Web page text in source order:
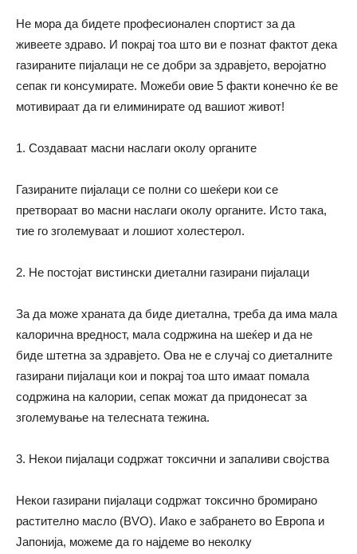
Не мора да бидете професионален спортист за да
живеете здраво. И покрај тоа што ви е познат фактот дека
газираните пијалаци не се добри за здравјето, веројатно
сепак ги консумирате. Можеби овие 5 факти конечно ќе ве
мотивираат да ги елиминирате од вашиот живот!
1. Создаваат масни наслаги околу органите
Газираните пијалаци се полни со шеќери кои се
претвораат во масни наслаги околу органите. Исто така,
тие го зголемуваат и лошиот холестерол.
2. Не постојат вистински диетални газирани пијалаци
За да може храната да биде диетална, треба да има мала
калорична вредност, мала содржина на шеќер и да не
биде штетна за здравјето. Ова не е случај со диеталните
газирани пијалаци кои и покрај тоа што имаат помала
содржина на калории, сепак можат да придонесат за
зголемување на телесната тежина.
3. Некои пијалаци содржат токсични и запаливи својства
Некои газирани пијалаци содржат токсично бромирано
растително масло (BVO). Иако е забрането во Европа и
Јапонија, можеме да го најдеме во неколку